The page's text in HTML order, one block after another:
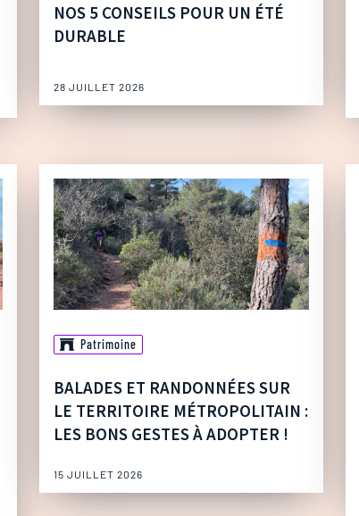
NOS 5 CONSEILS POUR UN ÉTÉ
DURABLE
28 JUILLET 2026
Patrimoine
BALADES ET RANDONNÉES SUR
LE TERRITOIRE MÉTROPOLITAIN :
LES BONS GESTES À ADOPTER !
15 JUILLET 2026